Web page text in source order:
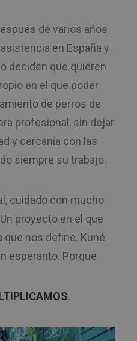
de varios años
en España y
deciden que quieren
en el que poder
de perros de
profesional, sin dejar
y cercanía con las
siempre su trabajo.
cuidado con mucho
proyecto en el que
que nos define. Kuné
esperanto. Porque
.